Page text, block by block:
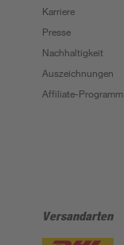
Karriere
Presse
Nachhaltigkeit
Auszeichnungen
Affiliate-Programm
Versandarten